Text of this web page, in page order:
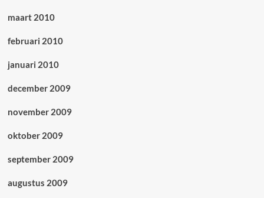
maart 2010
februari 2010
januari 2010
december 2009
november 2009
oktober 2009
september 2009
augustus 2009